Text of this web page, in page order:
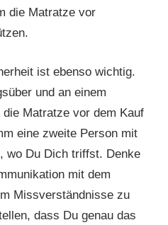
die Matratze vor
ist ebenso wichtig.
und an einem
Matratze vor dem Kauf
eine zweite Person mit
wo Du Dich triffst. Denke
mit dem
Missverständnisse zu
dass Du genau das